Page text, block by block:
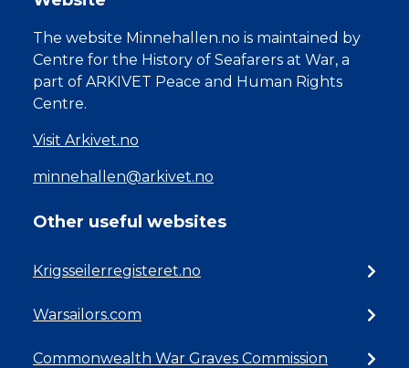
The website Minnehallen.no is maintained by
Centre for the History of Seafarers at War, a
part of ARKIVET Peace and Human Rights
Centre.
Visit Arkivet.no
minnehallen@arkivet.no
Other useful websites
Krigsseilerregisteret.no
Warsailors.com
Commonwealth War Graves Commission